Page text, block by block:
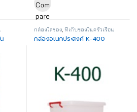
Com
pare
กล่องใส่ของ,ที่เก็บของในครัวเรือน
กล่องอเนกประสงค์ K-400